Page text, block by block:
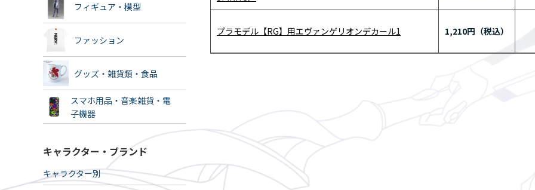
フィギュア・模型
ファッション
グッズ・雑貨類・食品
スマホ用品・音楽雑貨・電
子機器
キャラクター・ブランド
キャラクター別
プラモデル【RG】用エヴァンゲリオンデカール1 1,210円